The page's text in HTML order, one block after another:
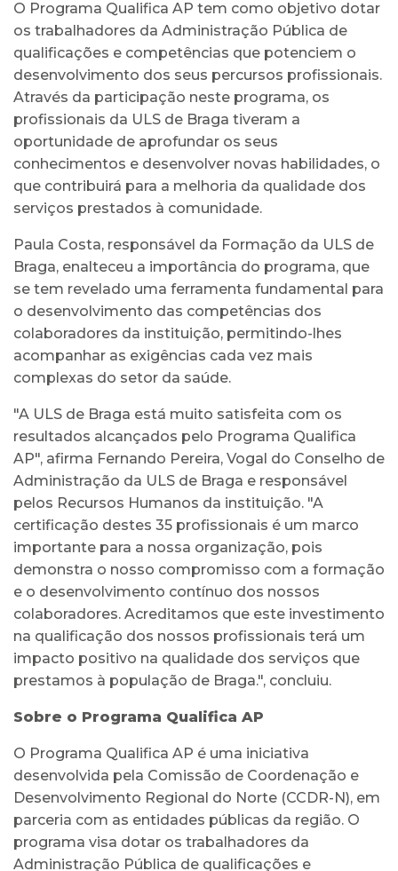
O Programa Qualifica AP tem como objetivo dotar
os trabalhadores da Administração Pública de
qualificações e competências que potenciem o
desenvolvimento dos seus percursos profissionais.
Através da participação neste programa, os
profissionais da ULS de Braga tiveram a
oportunidade de aprofundar os seus
conhecimentos e desenvolver novas habilidades, o
que contribuirá para a melhoria da qualidade dos
serviços prestados à comunidade.
Paula Costa, responsável da Formação da ULS de
Braga, enalteceu a importância do programa, que
se tem revelado uma ferramenta fundamental para
o desenvolvimento das competências dos
colaboradores da instituição, permitindo-lhes
acompanhar as exigências cada vez mais
complexas do setor da saúde.
"A ULS de Braga está muito satisfeita com os
resultados alcançados pelo Programa Qualifica
AP", afirma Fernando Pereira, Vogal do Conselho de
Administração da ULS de Braga e responsável
pelos Recursos Humanos da instituição. "A
certificação destes 35 profissionais é um marco
importante para a nossa organização, pois
demonstra o nosso compromisso com a formação
e o desenvolvimento contínuo dos nossos
colaboradores. Acreditamos que este investimento
na qualificação dos nossos profissionais terá um
impacto positivo na qualidade dos serviços que
prestamos à população de Braga.", concluiu.
Sobre o Programa Qualifica AP
O Programa Qualifica AP é uma iniciativa
desenvolvida pela Comissão de Coordenação e
Desenvolvimento Regional do Norte (CCDR-N), em
parceria com as entidades públicas da região. O
programa visa dotar os trabalhadores da
Administração Pública de qualificações e